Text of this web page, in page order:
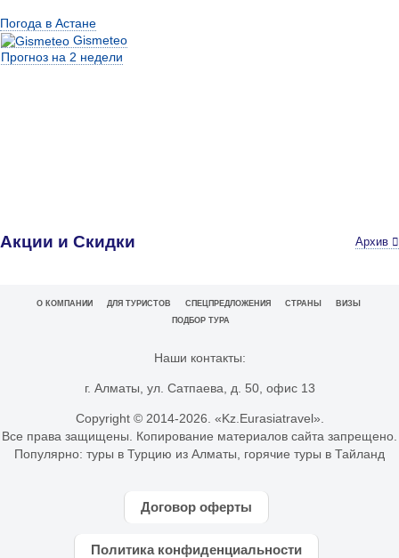
Погода в Астане
Gismeteo
Прогноз на 2 недели
Акции и Скидки Архив
О КОМПАНИИ ДЛЯ ТУРИСТОВ СПЕЦПРЕДЛОЖЕНИЯ СТРАНЫ
ВИЗЫ
ПОДБОР ТУРА
Наши контакты:
г. Алматы, ул. Сатпаева, д. 50, офис 13
Copyright © 2014-2026. «Kz.Eurasiatravel».
Все права защищены. Копирование материалов сайта запрещено.
Популярно: туры в Турцию из Алматы горячие туры в Тайланд
Договор оферты
Политика конфиденциальности